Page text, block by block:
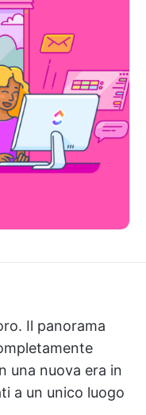
Il panorama
una nuova era in
a un unico luogo